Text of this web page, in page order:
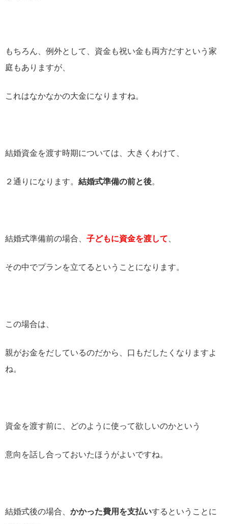
もちろん、例外として、資金も祝い金も両方だすという家
庭もありますが、
これはなかなかの大金になりますね。
結婚資金を渡す時期については、大きくわけて、
２通りになります。 結婚式準備の前と後。
結婚式準備前の場合、 子どもに資金を渡して
その中でプランを立てるということになります。
この場合は、
親がお金をだしているのだから、口もだしたくなりますよ
ね。
資金を渡す前に、 どのように使って欲しいのかという
意向を話し合っておいたほうがよいですね。
結婚式後の場合、 かかった費用を支払いするということに